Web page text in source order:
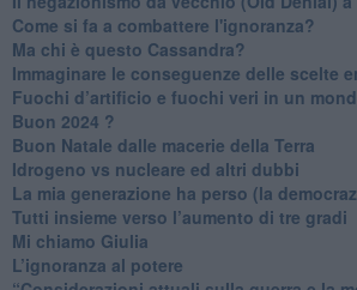
Come si fa a combattere l'ignoranza?
Ma chi è questo Cassandra?
Immaginare le conseguenze delle scelte
​Fuochi d’artificio e fuochi veri in un
Buon 2024 ?
​Buon Natale dalle macerie della Terra
​Idrogeno vs nucleare ed altri dubbi
​La mia generazione ha perso (la
​Tutti insieme verso l’aumento di tre gradi
Mi chiamo Giulia
L’ignoranza al potere